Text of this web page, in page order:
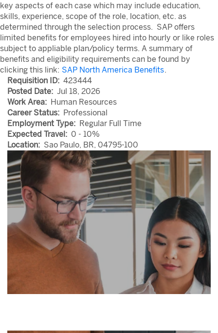
key aspects of each case which may include education,
skills, experience, scope of the role, location, etc. as
determined through the selection process. SAP offers
limited benefits for employees hired into hourly or like roles
subject to appliable plan/policy terms. A summary of
benefits and eligibility requirements can be found by
clicking this link: SAP North America Benefits.
Requisition ID: 423444
Posted Date: Jul 18, 2026
Work Area: Human Resources
Career Status: Professional
Employment Type: Regular Full Time
Expected Travel: 0 - 10%
Location: Sao Paulo, BR, 04795-100